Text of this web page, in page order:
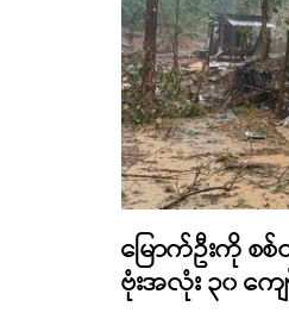
မြောက်ဦးကို
ဗုံးအလုံး ၃၀ က